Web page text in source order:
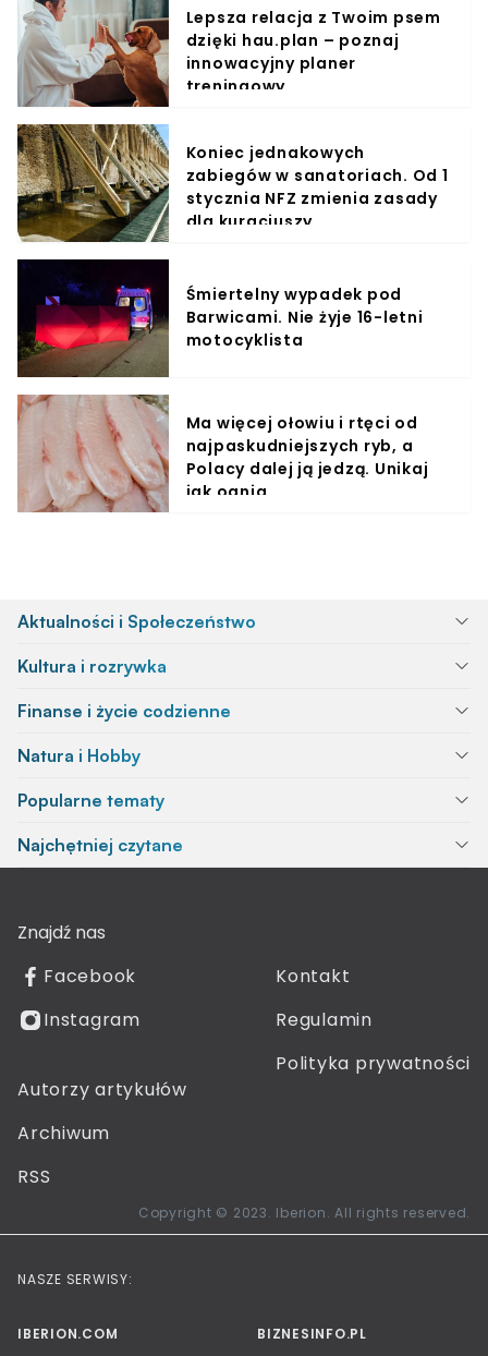
Lepsza relacja z Twoim psem
dzięki hau.plan – poznaj
innowacyjny planer
treningowy
Koniec jednakowych
zabiegów w sanatoriach. Od 1
stycznia NFZ zmienia zasady
dla kuracjuszy
Śmiertelny wypadek pod
Barwicami. Nie żyje 16-letni
motocyklista
Ma więcej ołowiu i rtęci od
najpaskudniejszych ryb, a
Polacy dalej ją jedzą. Unikaj
jak ognia
Aktualności i Społeczeństwo
Kultura i rozrywka
Finanse i życie codzienne
Natura i Hobby
Popularne tematy
Najchętniej czytane
Znajdź nas
Facebook
Instagram
Kontakt
Regulamin
Polityka prywatności
Autorzy artykułów
Archiwum
RSS
Copyright © 2023. Iberion. All rights reserved.
NASZE SERWISY:
IBERION.COM BIZNESINFO.PL